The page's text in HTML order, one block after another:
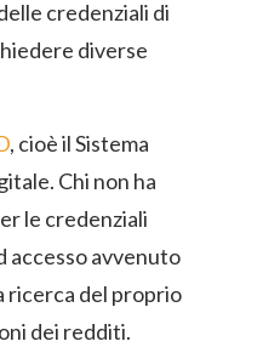
credenziali di
diverse
, cioè il Sistema
Chi non ha
le credenziali
accesso avvenuto
ricerca del proprio
dei redditi.